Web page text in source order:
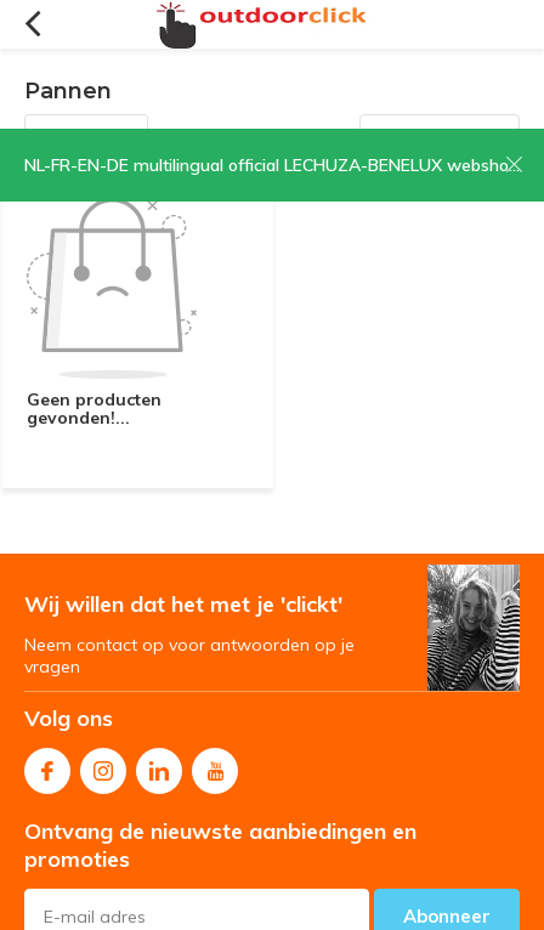
NL-FR-EN-DE multilingual official LECHUZA-BENELUX webshop | CLICK HERE NOW!
Pannen
Filters Sorteren op:
Geen producten
gevonden!...
Wij willen dat het met je 'clickt'
Neem contact op voor antwoorden op je
vragen
Volg ons
Ontvang de nieuwste aanbiedingen en
promoties
Abonneer